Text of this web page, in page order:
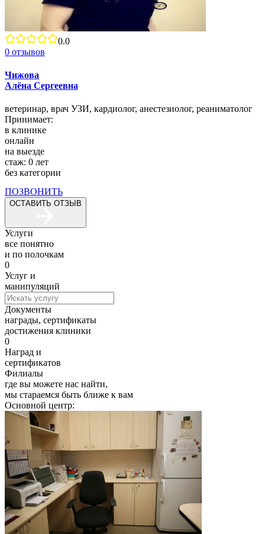
0.0
0 отзывов
Чижова
Алёна Сергеевна
ветеринар, врач УЗИ, кардиолог, анестезиолог, реаниматолог
Принимает:
в клинике
онлайн
на выезде
стаж: 0 лет
без категории
ПОЗВОНИТЬ
ОСТАВИТЬ ОТЗЫВ
Услуги
все понятно
и по полочкам
0
Услуг и
манипуляций
Документы
награды, сертификаты
достижения клиники
0
Наград и
сертификатов
Филиалы
где вы можете нас найти,
мы стараемся быть ближе к вам
Основной центр: